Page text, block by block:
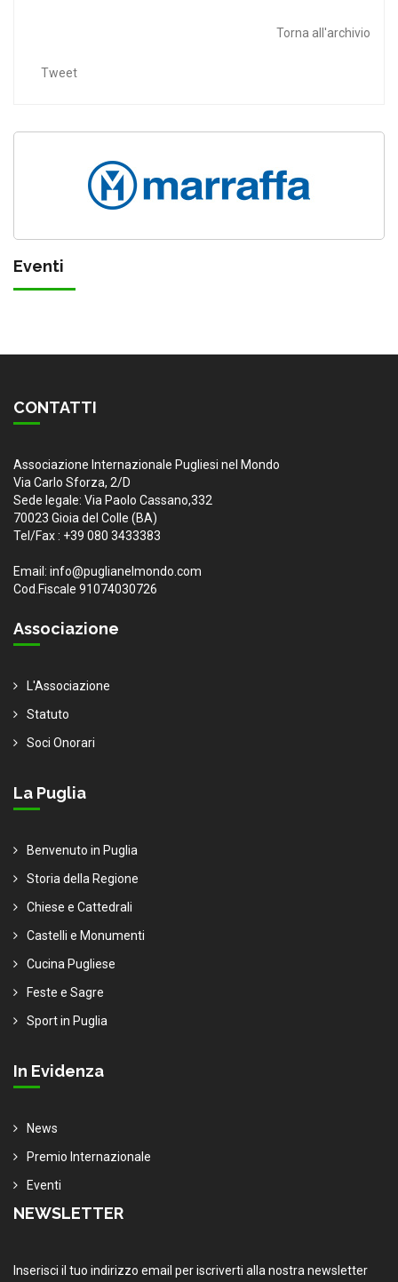
Torna all'archivio
Tweet
Eventi
CONTATTI
Associazione Internazionale Pugliesi nel Mondo
Via Carlo Sforza, 2/D
Sede legale: Via Paolo Cassano,332
70023 Gioia del Colle (BA)
Tel/Fax : +39 080 3433383
Email: info@puglianelmondo.com
Cod.Fiscale 91074030726
Associazione
L'Associazione
Statuto
Soci Onorari
La Puglia
Benvenuto in Puglia
Storia della Regione
Chiese e Cattedrali
Castelli e Monumenti
Cucina Pugliese
Feste e Sagre
Sport in Puglia
In Evidenza
News
Premio Internazionale
Eventi
NEWSLETTER
Inserisci il tuo indirizzo email per iscriverti alla nostra newsletter